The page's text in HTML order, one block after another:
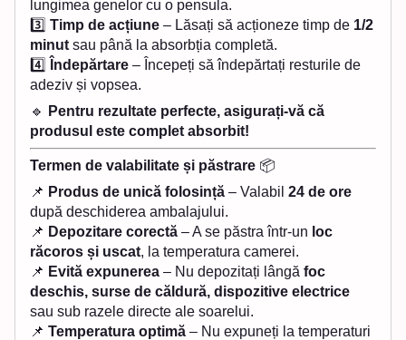
lungimea genelor cu o pensula.
3️⃣ Timp de acțiune – Lăsați să acționeze timp de 1/2
minut sau până la absorbția completă.
4️⃣
Îndepărtare – Începeți să îndepărtați resturile de
adeziv și vopsea.
🔹
Pentru rezultate perfecte, asigurați-vă că
produsul este complet absorbit!
Termen de valabilitate și păstrare 📦
📌 Produs de unică folosință – Valabil 24 de ore
după deschiderea ambalajului.
📌 Depozitare corectă – A se păstra într-un loc
răcoros și uscat, la temperatura camerei.
📌 Evită expunerea – Nu depozitați lângă foc
deschis, surse de căldură, dispozitive electrice
sau sub razele directe ale soarelui.
📌 Temperatura optimă – Nu expuneți la temperaturi